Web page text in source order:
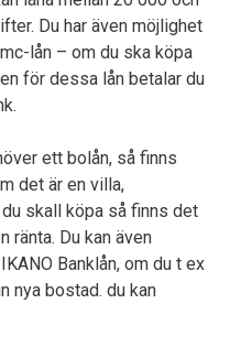
Du har även möjlighet
lån – om du ska köpa
för dessa lån betalar du
ett bolån, så finns
det är en villa,
skall köpa så finns det
ränta. Du kan även
Banklån, om du t ex
nya bostad. du kan